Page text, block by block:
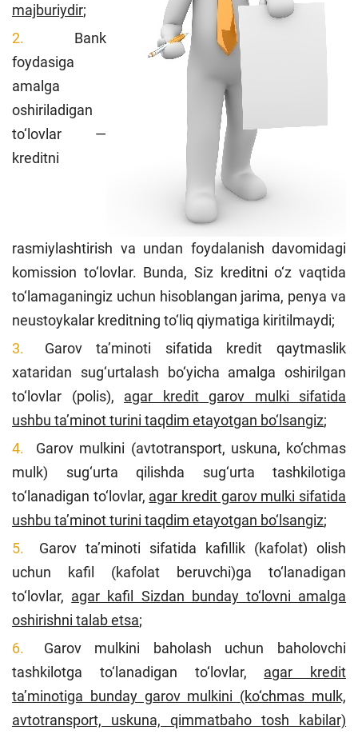
majburiydir;
Bank
foydasiga
amalga
oshiriladigan
to‘lovlar —
kreditni
rasmiylashtirish va undan foydalanish davomidagi
komission to‘lovlar. Bunda, Siz kreditni o‘z vaqtida
to‘lamaganingiz uchun hisoblangan jarima, penya va
neustoykalar kreditning to‘liq qiymatiga kiritilmaydi;
Garov ta’minoti sifatida kredit qaytmaslik
xataridan sug‘urtalash bo‘yicha amalga oshirilgan
to‘lovlar (polis), agar kredit garov mulki sifatida
ushbu ta’minot turini taqdim etayotgan bo‘lsangiz;
Garov mulkini (avtotransport, uskuna, ko‘chmas
mulk) sug‘urta qilishda sug‘urta tashkilotiga
to‘lanadigan to‘lovlar, agar kredit garov mulki sifatida
ushbu ta’minot turini taqdim etayotgan bo‘lsangiz;
Garov ta’minoti sifatida kafillik (kafolat) olish
uchun kafil (kafolat beruvchi)ga to‘lanadigan
to‘lovlar, agar kafil Sizdan bunday to‘lovni amalga
oshirishni talab etsa;
Garov mulkini baholash uchun baholovchi
tashkilotga to‘lanadigan to‘lovlar, agar kredit
ta’minotiga bunday garov mulkini (ko‘chmas mulk,
avtotransport, uskuna, qimmatbaho tosh kabilar)